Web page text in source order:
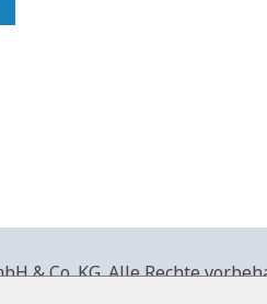
& Co. KG. Alle Rechte